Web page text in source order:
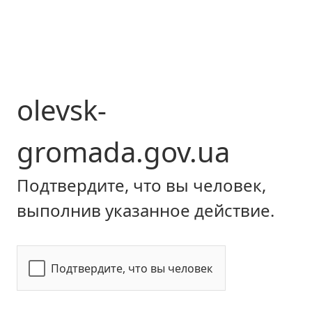
olevsk-
gromada.gov.ua
Подтвердите, что вы человек,
выполнив указанное действие.
Подтвердите, что вы человек